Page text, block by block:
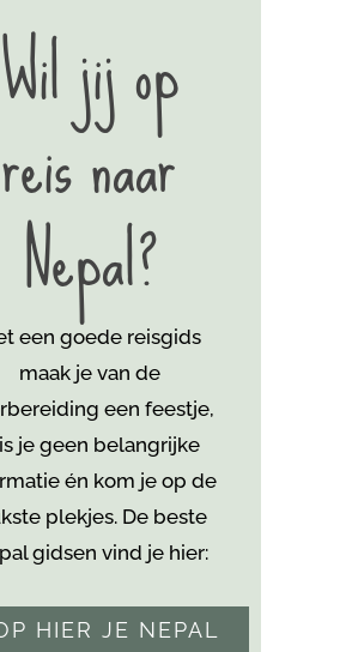
Wil jij op
reis naar
Nepal?
een goede reisgids
maak je van de
een feestje,
je geen belangrijke
én kom je op de
plekjes. De beste
gidsen vind je hier:
HIER JE NEPAL